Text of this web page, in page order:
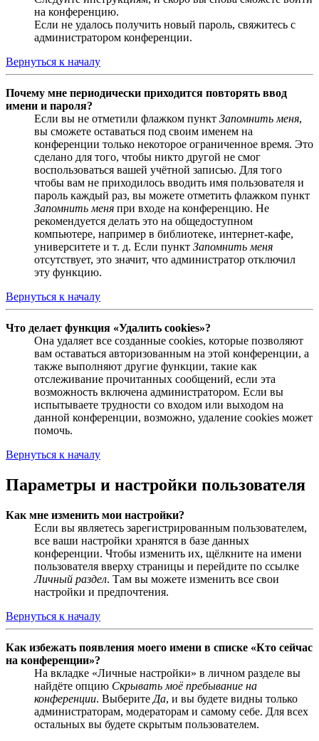
на конференцию.
Если не удалось получить новый пароль, свяжитесь с
администратором конференции.
Вернуться к началу
Почему мне периодически приходится повторять ввод
имени и пароля?
Если вы не отметили флажком пункт Запомнить меня,
вы сможете оставаться под своим именем на
конференции только некоторое ограниченное время. Это
сделано для того, чтобы никто другой не смог
воспользоваться вашей учётной записью. Для того
чтобы вам не приходилось вводить имя пользователя и
пароль каждый раз, вы можете отметить флажком пункт
Запомнить меня при входе на конференцию. Не
рекомендуется делать это на общедоступном
компьютере, например в библиотеке, интернет-кафе,
университете и т. д. Если пункт Запомнить меня
отсутствует, это значит, что администратор отключил
эту функцию.
Вернуться к началу
Что делает функция «Удалить cookies»?
Она удаляет все созданные cookies, которые позволяют
вам оставаться авторизованным на этой конференции, а
также выполняют другие функции, такие как
отслеживание прочитанных сообщений, если эта
возможность включена администратором. Если вы
испытываете трудности со входом или выходом на
данной конференции, возможно, удаление cookies может
помочь.
Вернуться к началу
Параметры и настройки пользователя
Как мне изменить мои настройки?
Если вы являетесь зарегистрированным пользователем,
все ваши настройки хранятся в базе данных
конференции. Чтобы изменить их, щёлкните на имени
пользователя вверху страницы и перейдите по ссылке
Личный раздел. Там вы можете изменить все свои
настройки и предпочтения.
Вернуться к началу
Как избежать появления моего имени в списке «Кто сейчас
на конференции»?
На вкладке «Личные настройки» в личном разделе вы
найдёте опцию Скрывать моё пребывание на
конференции. Выберите Да, и вы будете видны только
администраторам, модераторам и самому себе. Для всех
остальных вы будете скрытым пользователем.